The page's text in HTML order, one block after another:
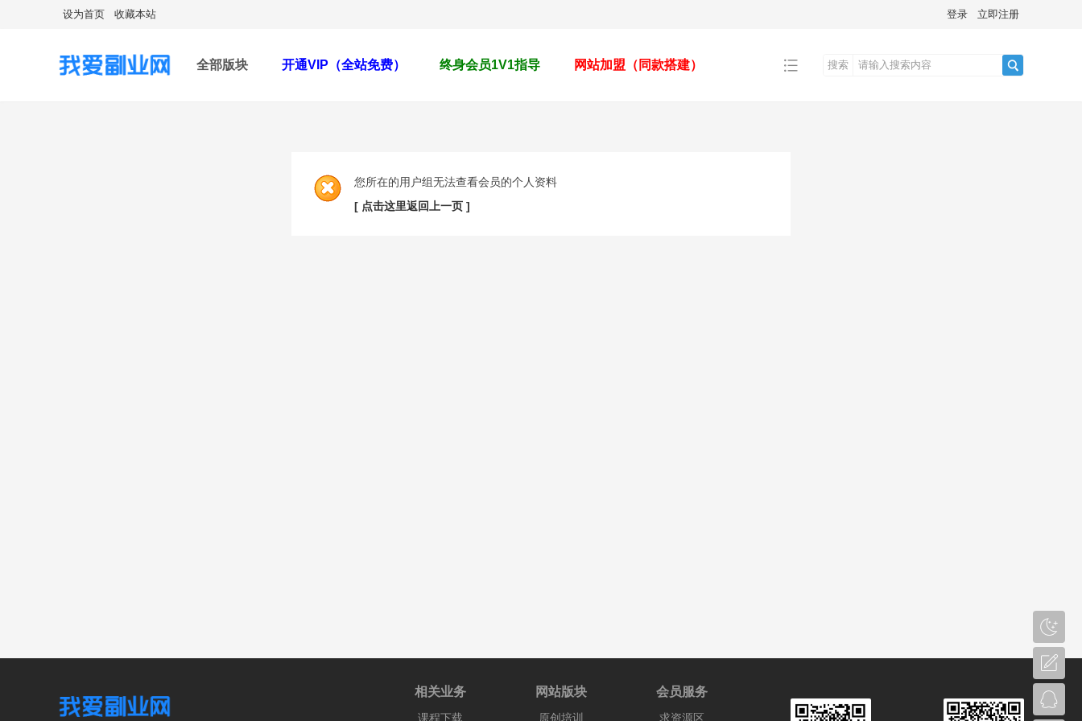
设为首页 收藏本站 登录 立即注册
全部版块 开通VIP（全站免费） 终身会员1V1指导 网站加盟（同款搭建）
搜索
您所在的用户组无法查看会员的个人资料
[ 点击这里返回上一页 ]
相关业务
课程下载
网站版块
原创培训
会员服务
求资源区